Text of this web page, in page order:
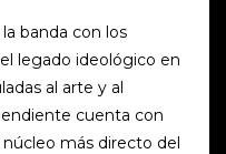
banda con los
legado ideológico en
al arte y al
cuenta con
más directo del